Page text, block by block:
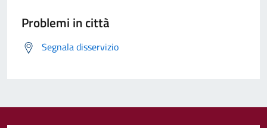
Problemi in città
Segnala disservizio